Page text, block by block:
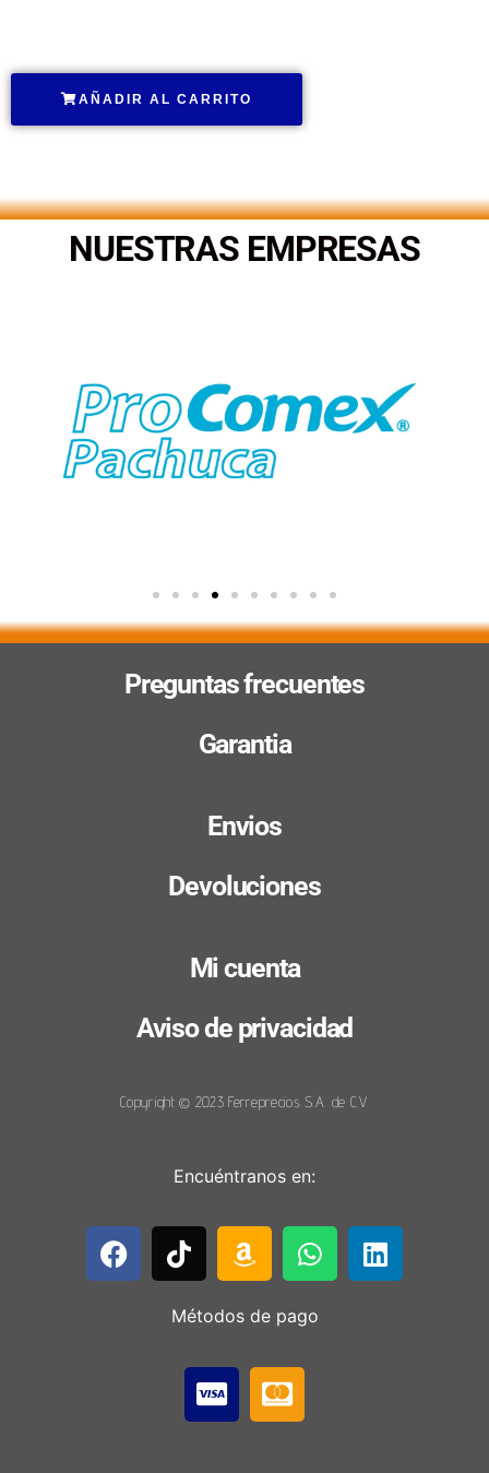
AÑADIR AL CARRITO
NUESTRAS EMPRESAS
Preguntas frecuentes
Garantia
Envios
Devoluciones
Mi cuenta
Aviso de privacidad
Copyright © 2023 Ferreprecios S.A. de C.V.
Encuéntranos en:
Métodos de pago